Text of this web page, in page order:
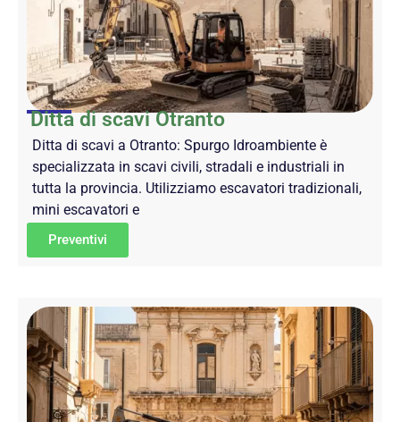
Ditta di scavi Otranto
Ditta di scavi a Otranto: Spurgo Idroambiente è
specializzata in scavi civili, stradali e industriali in
tutta la provincia. Utilizziamo escavatori tradizionali,
mini escavatori e
Preventivi